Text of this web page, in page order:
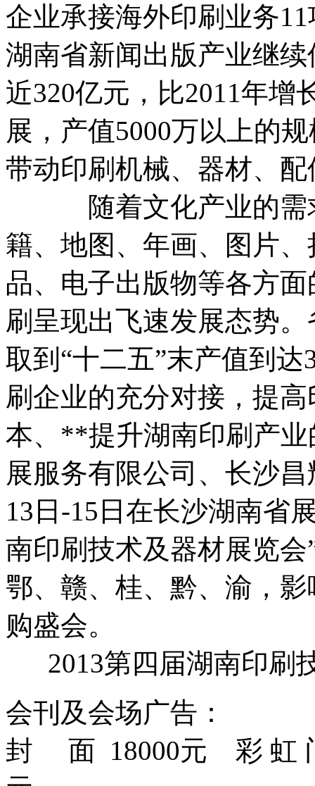
企业承接海外印刷业务
湖南省新闻出版产业继
近320亿元，比2011年增
展，产值5000万以上的
带动印刷机械、器材、
随着文化产业的需求
籍、地图、年画、图片
品、电子出版物等各方
刷呈现出飞速发展态势
取到“十二五”末产值到
刷企业的充分对接，提
本、**提升湖南印刷产
展服务有限公司、长沙
13日-15日在长沙湖南省
南印刷技术及器材展览
鄂、赣、桂、黔、渝，
购盛会。
2013第四届湖南印刷
会刊及会场广告：
封 面 18000元 彩 虹